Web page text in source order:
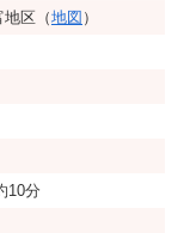
区（地図 ）
10分